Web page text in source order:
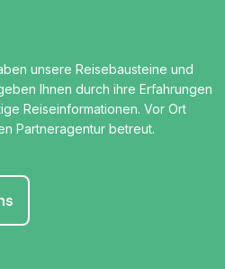
unsere Reisebausteine und
Ihnen durch ihre Erfahrungen
Reiseinformationen. Vor Ort
Partneragentur betreut.